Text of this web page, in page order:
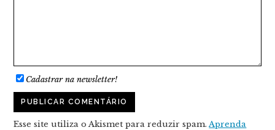
Cadastrar na newsletter!
Esse site utiliza o Akismet para reduzir spam.Aprenda